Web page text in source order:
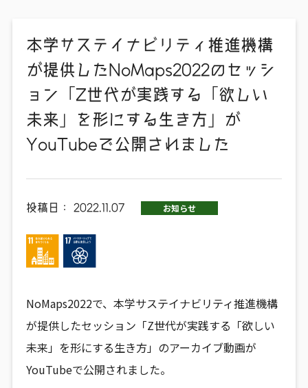
本学サステイナビリティ推進機構
が提供したNoMaps2022のセッシ
ョン「Z世代が実践する「欲しい
未来」を形にする生き方」が
YouTubeで公開されました
投稿日： 2022.11.07 お知らせ
NoMaps2022で、本学サステイナビリティ推進機構
が提供したセッション「Z世代が実践する「欲しい
未来」を形にする生き方」のアーカイブ動画が
YouTubeで公開されました。